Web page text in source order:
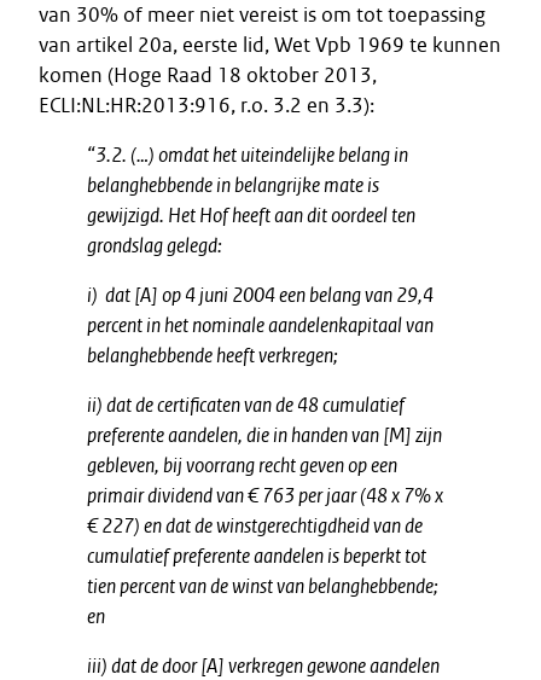
van 30% of meer niet vereist is om tot toepassing
van artikel 20a, eerste lid, Wet Vpb 1969 te kunnen
komen (Hoge Raad 18 oktober 2013,
ECLI:NL:HR:2013:916, r.o. 3.2 en 3.3):
“3.2. (…) omdat het uiteindelijke belang in
belanghebbende in belangrijke mate is
gewijzigd. Het Hof heeft aan dit oordeel ten
grondslag gelegd:
i) dat [A] op 4 juni 2004 een belang van 29,4
percent in het nominale aandelenkapitaal van
belanghebbende heeft verkregen;
ii) dat de certificaten van de 48 cumulatief
preferente aandelen, die in handen van [M] zijn
gebleven, bij voorrang recht geven op een
primair dividend van € 763 per jaar (48 x 7% x
€ 227) en dat de winstgerechtigdheid van de
cumulatief preferente aandelen is beperkt tot
tien percent van de winst van belanghebbende;
en
iii) dat de door [A] verkregen gewone aandelen